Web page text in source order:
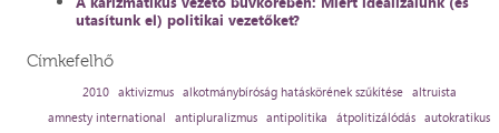
utasítunk el) politikai vezetőket?
Címkefelhő
2010 aktivizmus alkotmánybíróság hatáskörének szűkítése
altruista
amnesty international
antipluralizmus antipolitika átpolitizálódás autokratikus